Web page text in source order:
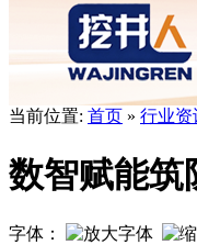
当前位置: 首页 » 行业资
数智赋能筑
字体：